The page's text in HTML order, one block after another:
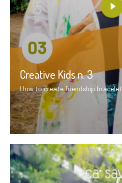
Creative Kids n. 3
How to create friendship bracelet